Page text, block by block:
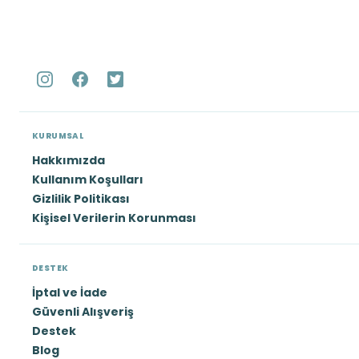
yolcularına hizmet vermeyi devam ettirecektir.
KURUMSAL
Hakkımızda
Kullanım Koşulları
Gizlilik Politikası
Kişisel Verilerin Korunması
DESTEK
İptal ve İade
Güvenli Alışveriş
Destek
Blog